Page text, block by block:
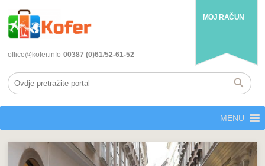
MOJ RAČUN
office@kofer.info 00387 (0)61/52-61-52
MENU